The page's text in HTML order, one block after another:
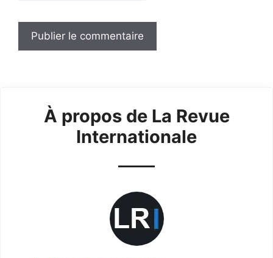
À propos de La Revue
Internationale